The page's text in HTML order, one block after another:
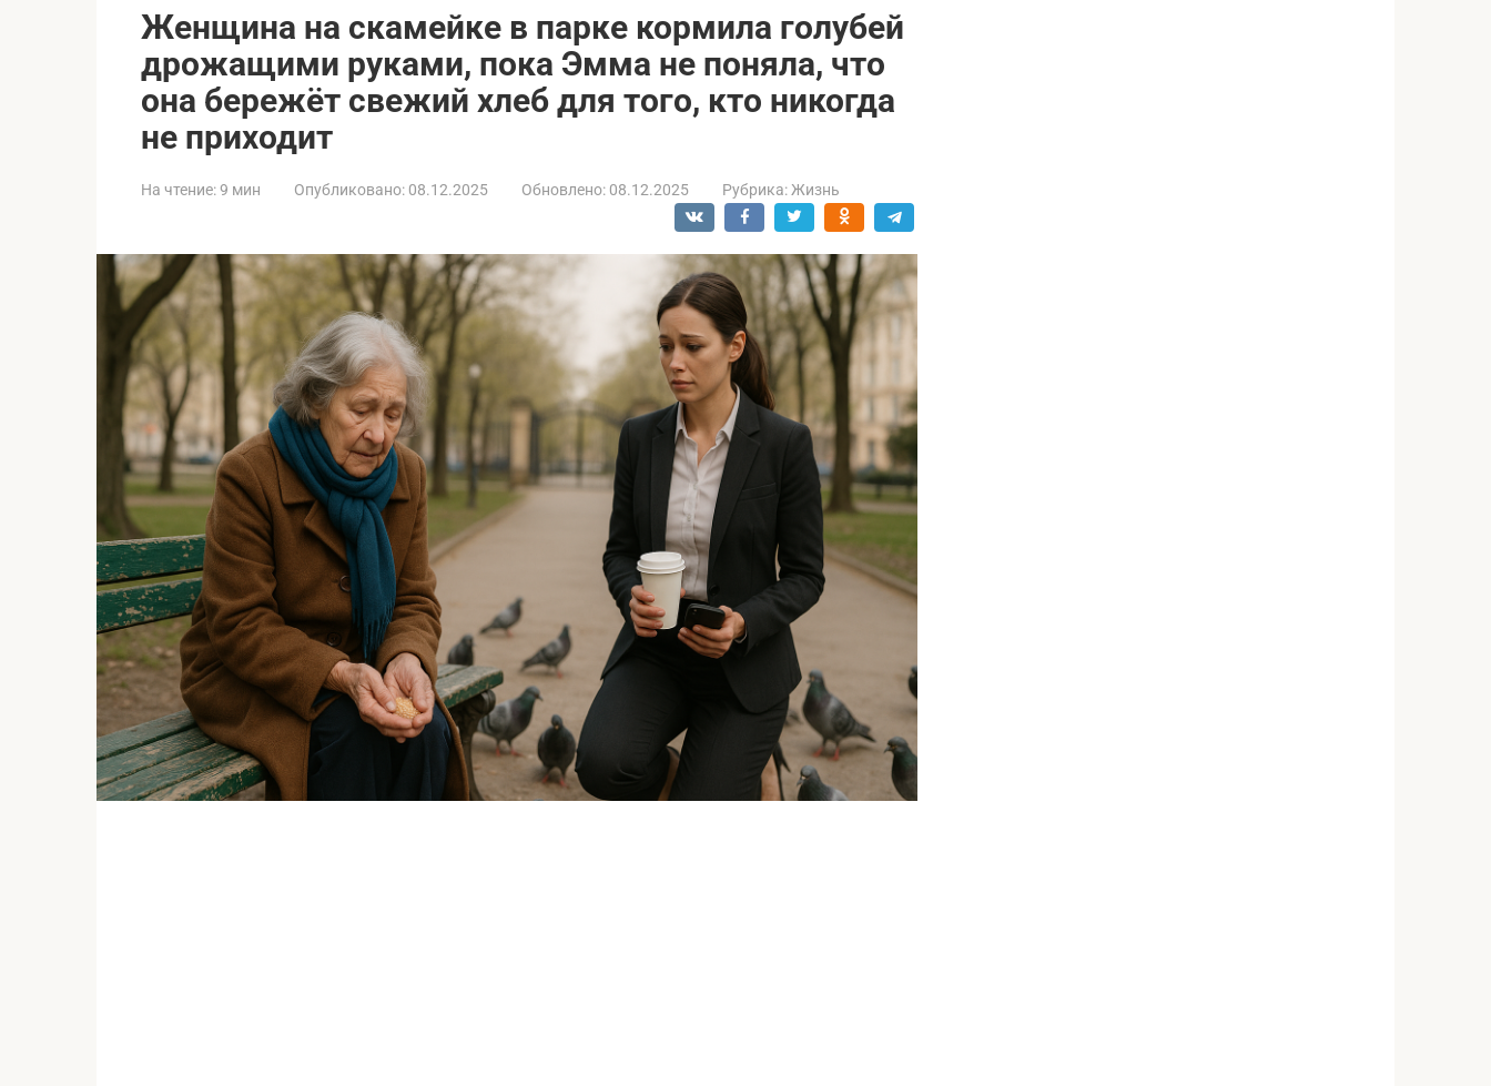
Женщина на скамейке в парке кормила голубей
дрожащими руками, пока Эмма не поняла, что
она бережёт свежий хлеб для того, кто никогда
не приходит
На чтение:9 мин Опубликовано: 08.12.2025 Обновлено: 08.12.2025 Рубрика: Жизнь